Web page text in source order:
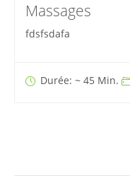
Massages
fdsfsdafa
Durée: ~ 45 Min.